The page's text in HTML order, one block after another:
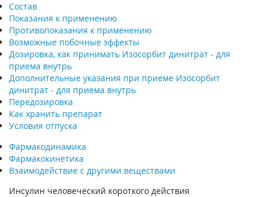
Состав
Показания к применению
Противопоказания к применению
Возможные побочные эффекты
Дозировка, как принимать Изосорбит динитрат - для
приема внутрь
Дополнительные указания при приеме Изосорбит
динитрат - для приема внутрь
Передозировка
Как хранить препарат
Условия отпуска
Фармакодинамика
Фармакокинетика
Взаимодействие с другими веществами
Инсулин человеческий короткого действия